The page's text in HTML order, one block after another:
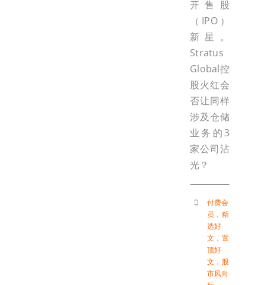
开售股
（IPO）
新星。
Stratus
Global控
股火红会
否让同样
涉及仓储
业务的3
家公司沾
光？
付费会
员 ， 精
选好
文 ， 置
顶好
文 ， 股
市风向